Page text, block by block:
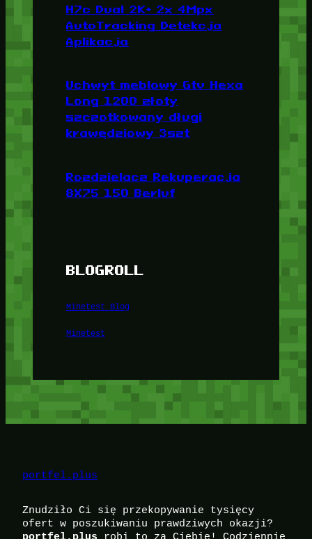
H7c Dual 2K+ 2x 4Mpx
AutoTracking Detekcja
Aplikacja
Uchwyt meblowy Gtv Hexa
Long 1200 złoty
szczotkowany długi
krawędziowy 3szt
Rozdzielacz Rekuperacja
8X75 150 Berluf
BLOGROLL
Minetest Blog
Minetest
portfel.plus
Znudziło Ci się przekopywanie tysięcy
ofert w poszukiwaniu prawdziwych okazji?
robi to za Ciebie! Codziennie